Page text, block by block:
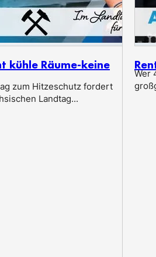
kühle Räume-keine
zum Hitzeschutz fordert
Landtag...
Wer